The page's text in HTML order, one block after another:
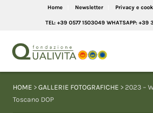
Home Newsletter Privacy e
TEL: +39 0577 1503049 WHATSAPP: +39
HOME >GALLERIE FOTOGRAFICHE > 2023 –
Toscano DOP